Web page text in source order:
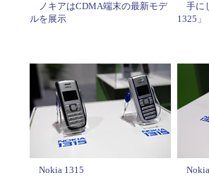
ノキアはCDMA端末の最新モデ
ルを展示
手に
1325」
Nokia 1315